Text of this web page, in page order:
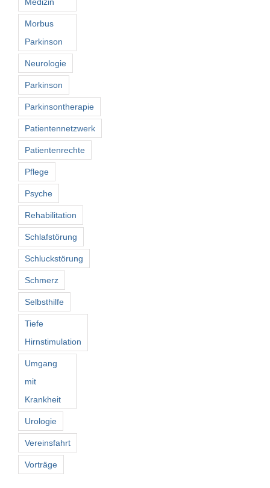
Morbus
Parkinson
Neurologie
Parkinson
Parkinsontherapie
Patientennetzwerk
Patientenrechte
Pflege
Psyche
Rehabilitation
Schlafstörung
Schluckstörung
Schmerz
Selbsthilfe
Tiefe
Hirnstimulation
Umgang
mit
Krankheit
Urologie
Vereinsfahrt
Vorträge